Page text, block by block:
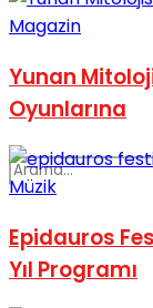
Magazin
Yunan
Oyunlarına
Müzik
Epidauros
Yıl Programı